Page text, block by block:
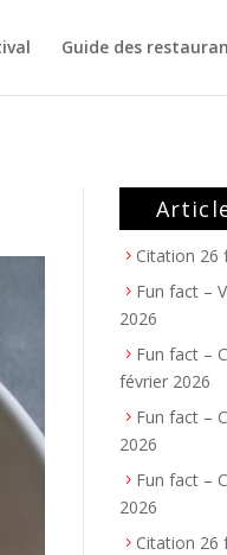
Guide des
Citation 26
Fun fact –
2026
Fun fact –
février 2026
Fun fact –
2026
Fun fact –
2026
Citation 26